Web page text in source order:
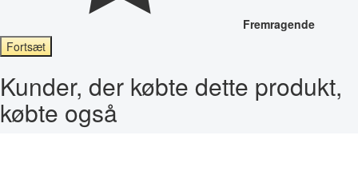
Fremragende
Fortsæt
Kunder, der købte dette produkt,
købte også